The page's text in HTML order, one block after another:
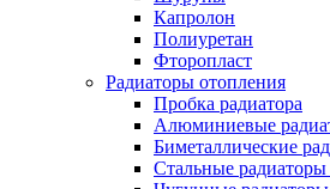
Капролон
Полиуретан
Фторопласт
Радиаторы отопления
Пробка радиатора
Алюминиевые
Биметаллические
Стальные радиаторы